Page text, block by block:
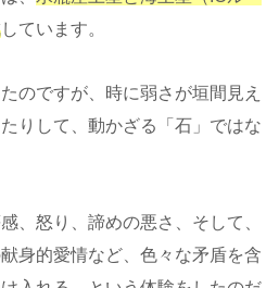
しています。
のですが、時に弱さが垣間見え
りして、動かざる「石」ではな
、怒り、諦めの悪さ、そして、
身的愛情など、色々な矛盾を含